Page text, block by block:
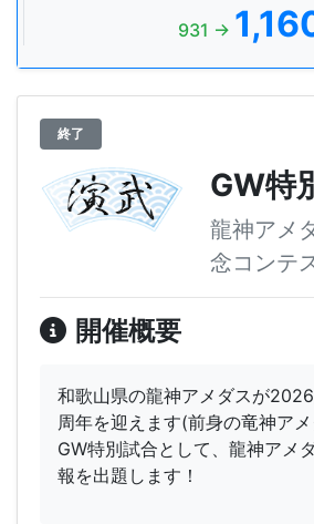
931 →
終了
GW特
龍神アメ
念コンテ
開催概要
和歌山県の龍神アメダスが
周年を迎えます(前身の竜神アメ
GW特別試合として、龍神アメ
報を出題します！